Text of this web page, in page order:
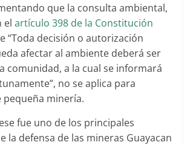
que la consulta ambiental,
elartículo 398 de la Constitución
“Toda decisión o autorización
afectar al ambiente deberá ser
comunidad, a la cual se informará
no se aplica para
pequeña minería.
fue uno de los principales
la defensa de las mineras Guayacan